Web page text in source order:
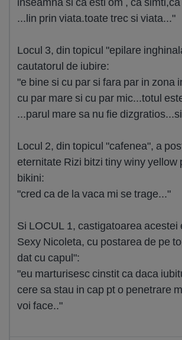
...lin prin viata.toate trec si viata..."
Locul 3, din topicul "epilare
cautatorul de iubire:
"e bine si cu par si fara par in zona
cu par mare si cu par mic...totul
...parul mare sa nu fie
Locul 2, din topicul "cafenea", a
eternitate Rizi bitzi tiny winy yellow
bikini:
"cred ca de la vaca mi se trage..."
Si LOCUL 1, castigatoarea acestei
Sexy Nicoleta, cu postarea de pe
dat cu capul":
"eu marturisesc cinstit ca daca
cere sa stau in cap pt o penetrare
voi face.."